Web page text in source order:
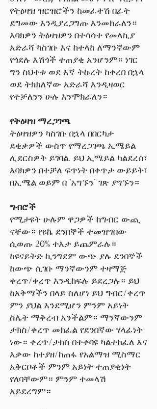
የትዕዛዝ ዝርዝሮችን ከመፈተሽ በፊት
ደግመው እንዲያረጋግጡ እንመክራለን።
እባክዎን ትዕዛዝዎን በተሳሳተ የመላኪያ
አድራሻ ካስገቡ እና ከተላከ ለማንኛውም
የጎደሉ እሽጎች ተጠያቂ አንሆንም። ነገር
ግን ስህተቱ ወደ እኛ ትኩረት ከቀረበ በኋላ
ወደ ትክክለኛው አድራሻ እንዲዛወር
የተቻለንን ሁሉ እንሞክራለን።
የትዕዛዝ ማረጋገጫ
ትዕዛዝዎን ካስገቡ በኋላ በበርካታ
ደቂቃዎች ውስጥ የማረጋገጫ ኢሜይል
ሊደርስዎት ይገባል. ይህ ኢሜይል ካልደረሰ፣
እባክዎን በተቻለ ፍጥነት በቀጥታ ውይይት፣
በኢሜል ወይም በ 'አግኙን' ገጽ ያግኙን።
ግብሮች
የሚታዩት ሁሉም ዋጋዎች ከግብር ውጪ
ናቸው። የዩኬ ደንበኞች ተመዝግበው
ሲወጡ 20% ተእታ ይጨምራሉ።
ከዩናይትድ ኪንግደም ውጭ ያሉ ደንበኞች
ከውጭ ሲገቡ ማንኛውንም ተዛማጅ
ቀረጥ/ቀረጥ እንዲከፍሉ ይደረጋሉ። ይህ
ከአቅማችን በላይ ስለሆነ ይህ ግብር/ቀረጥ
ምን ያህል እንደሚሆን ምንም አይነት
ስሌት ማቅረብ አንችልም። ማንኛውንም
ታክስ/ቀረጥ መክፈል የደንበኛው ሃላፊነት
ነው። ቀረጥ/ታክስ በተቀባዩ ካልተከፈለ እና
እቃው ከተያዘ/ከጠፋ የአልማዝ ሚስማር
አቅርቦቶች ምንም አይነት ተጠያቂነት
የለባቸውም። ምንም ተመላሽ
አይደረግም።